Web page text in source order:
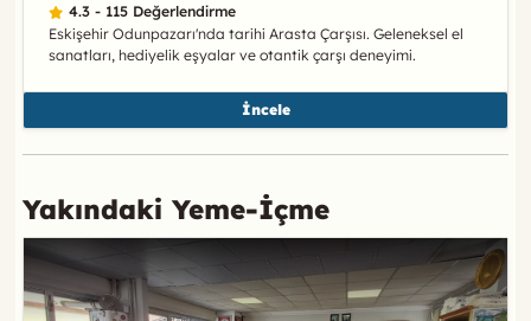
4.3 - 115 Değerlendirme
Eskişehir Odunpazarı'nda tarihi Arasta Çarşısı. Geleneksel el
sanatları, hediyelik eşyalar ve otantik çarşı deneyimi.
İncele
Yakındaki Yeme-İçme